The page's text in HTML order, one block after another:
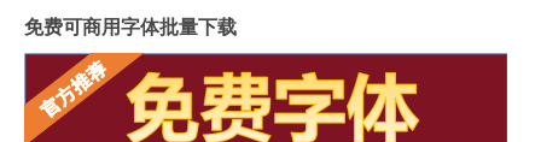
免费可商用字体批量下载